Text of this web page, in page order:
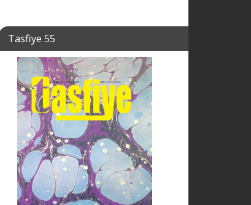
Tasfiye 55